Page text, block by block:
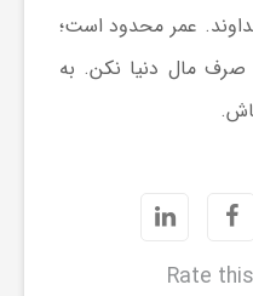
عمر محدود است؛
صرف مال دنیا نکن. به
Rate